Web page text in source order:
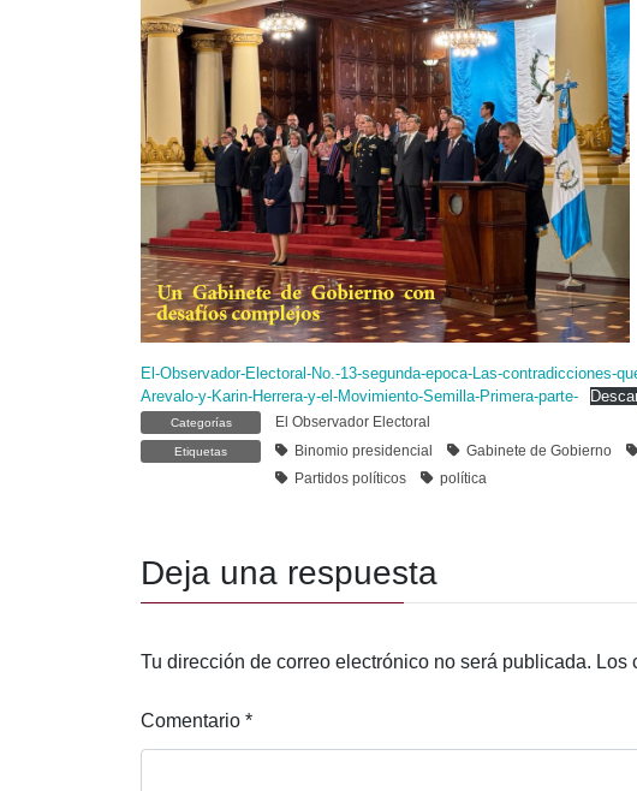
El-Observador-Electoral-No.-13-segunda-epoca-Las-contradicciones-
Arevalo-y-Karin-Herrera-y-el-Movimiento-Semilla-Primera-parte-
Categorías El Observador Electoral
Etiquetas Binomio presidencial Gabinete de Gobierno
Partidos políticos
política
Deja una respuesta
Tu dirección de correo electrónico no será publicada. Los
Comentario *